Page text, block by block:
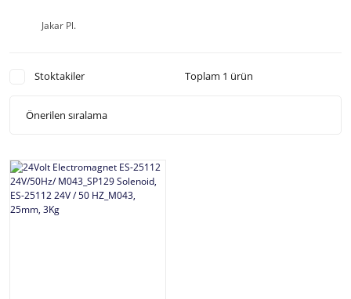
Jakar Pl.
Stoktakiler Toplam 1 ürün